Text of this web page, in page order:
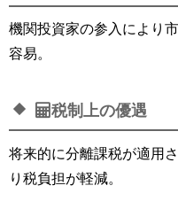
機関投資家の参入により
容易。
税制上の優遇
将来的に分離課税が適用
り税負担が軽減。